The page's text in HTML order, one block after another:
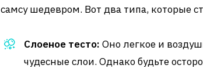
самсу шедевром. Вот два типа, которые
Слоеное тесто: Оно легкое и
чудесные слои. Однако будьте